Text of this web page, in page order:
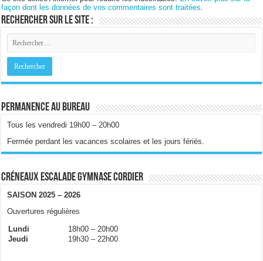
façon dont les données de vos commentaires sont traitées
Rechercher sur le site :
Permanence au bureau
Tous les vendredi 19h00 – 20h00
Fermée perdant les vacances scolaires et les jours fériés.
Créneaux escalade gymnase Cordier
SAISON 2025 – 2026
Ouvertures régulières
Lundi
18h00 – 20h00
Jeudi
19h30 – 22h00